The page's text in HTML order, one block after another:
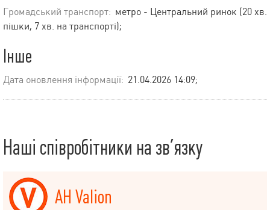
Громадський транспорт: метро - Центральний ринок (20 хв.
пішки, 7 хв. на транспорті);
Інше
Дата оновлення інформації: 21.04.2026 14:09;
Наші співробітники на зв’язку
АН Valion